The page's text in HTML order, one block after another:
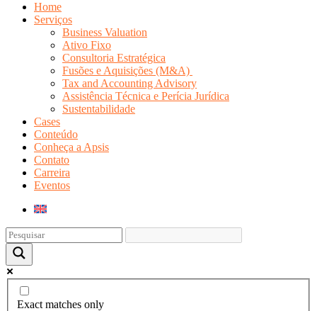
Home
Serviços
Business Valuation
Ativo Fixo
Consultoria Estratégica
Fusões e Aquisições (M&A)
Tax and Accounting Advisory
Assistência Técnica e Perícia Jurídica
Sustentabilidade
Cases
Conteúdo
Conheça a Apsis
Contato
Carreira
Eventos
Exact matches only